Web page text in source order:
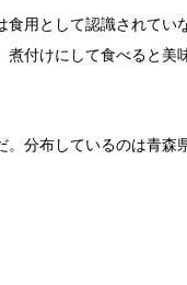
用として認識されて
付けにして食べると美
分布しているのは青